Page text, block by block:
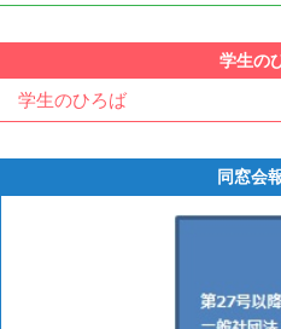
学生の
学生のひろば
同窓会